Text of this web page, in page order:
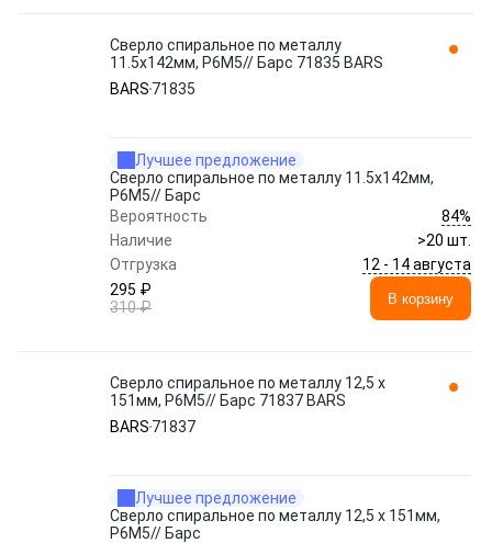
Сверло спиральное по металлу
11.5x142мм, Р6М5// Барс 71835 BARS
BARS 71835
Лучшее предложение
Сверло спиральное по металлу 11.5x142мм,
Р6М5// Барс
Вероятность
84%
Наличие
>20 шт.
Отгрузка
12 - 14 августа
295 ₽
310 ₽
В корзину
Сверло спиральное по металлу 12,5 x
151мм, Р6М5// Барс 71837 BARS
BARS 71837
Лучшее предложение
Сверло спиральное по металлу 12,5 x 151мм,
Р6М5// Барс